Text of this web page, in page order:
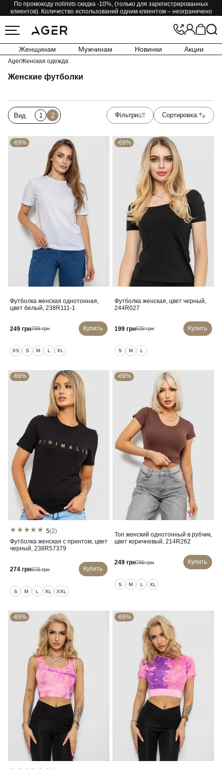
По промокоду nolimits скидка -10%, (только для зарегистрированных
клиентов). Количество использований одним клиентом – неограничено
Женщинам Мужчинам Новинки Акции
AgerЖенская одежда
Женские футболки
Вид 1 2 Фільтри Сортировка:
-69%
Футболка женская однотонная,
цвет белый, 238R111-1
249 грн799 грн Купить
XS S M L XL
-69%
Футболка женская, цвет черный,
244R027
199 грн639 грн Купить
S M L
-69%
5(2)
Футболка женская с принтом, цвет
черный, 238R57379
274 грн879 грн Купить
S M L XL XXL
-69%
Топ женский однотонный в рубчик,
цвет коричневый, 214R262
249 грн799 грн Купить
S M L XL
-69% -69%